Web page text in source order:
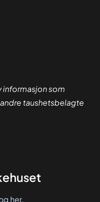
informasjon som
taushetsbelagte
her.